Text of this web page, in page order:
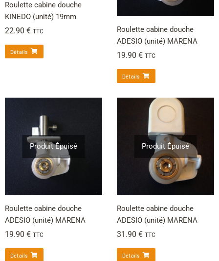
Roulette cabine douche
KINEDO (unité) 19mm
22.90 € TTC
Détails
Roulette cabine douche
ADESIO (unité) MARENA
19.90 € TTC
Détails
Produit Épuisé
Roulette cabine douche
ADESIO (unité) MARENA
19.90 € TTC
Détails
Produit Épuisé
Roulette cabine douche
ADESIO (unité) MARENA
31.90 € TTC
Détails